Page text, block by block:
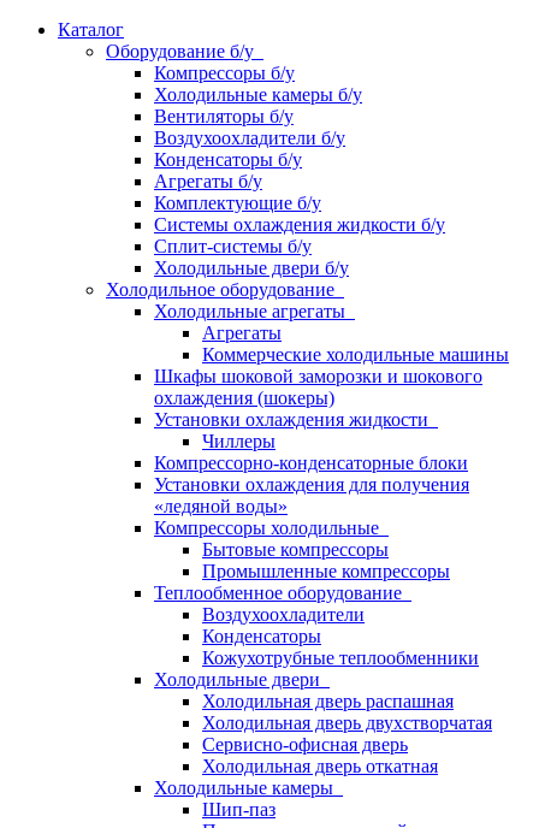
Каталог
Оборудование б/у
Компрессоры б/у
Холодильные камеры б/у
Вентиляторы б/у
Воздухоохладители б/у
Конденсаторы б/у
Агрегаты б/у
Комплектующие б/у
Системы охлаждения жидкости б/у
Сплит-системы б/у
Холодильные двери б/у
Холодильное оборудование
Холодильные агрегаты
Агрегаты
Коммерческие холодильные машины
Шкафы шоковой заморозки и шокового
охлаждения (шокеры)
Установки охлаждения жидкости
Чиллеры
Компрессорно-конденсаторные блоки
Установки охлаждения для получения
«ледяной воды»
Компрессоры холодильные
Бытовые компрессоры
Промышленные компрессоры
Теплообменное оборудование
Воздухоохладители
Конденсаторы
Кожухотрубные теплообменники
Холодильные двери
Холодильная дверь распашная
Холодильная дверь двухстворчатая
Сервисно-офисная дверь
Холодильная дверь откатная
Холодильные камеры
Шип-паз